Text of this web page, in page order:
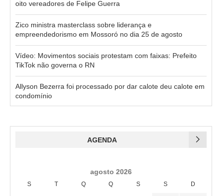
oito vereadores de Felipe Guerra
Zico ministra masterclass sobre liderança e
empreendedorismo em Mossoró no dia 25 de agosto
Vídeo: Movimentos sociais protestam com faixas: Prefeito
TikTok não governa o RN
Allyson Bezerra foi processado por dar calote deu calote em
condomínio
AGENDA
agosto 2026
S T Q Q S S D